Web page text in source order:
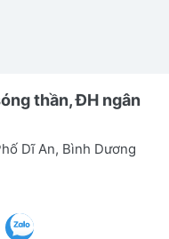
thần, ĐH ngân
Dĩ An, Bình Dương